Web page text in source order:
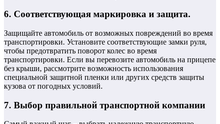
6. Соответствующая маркировка и защита.
Защищайте автомобиль от возможных повреждений во время
транспортировки. Установите соответствующие замки руля,
чтобы предотвратить поворот колес во время
транспортировки. Если вы перевозите автомобиль на прицепе
без крыши, рассмотрите возможность использования
специальной защитной пленки или других средств защиты
кузова от погодных условий.
7. Выбор правильной транспортной компании